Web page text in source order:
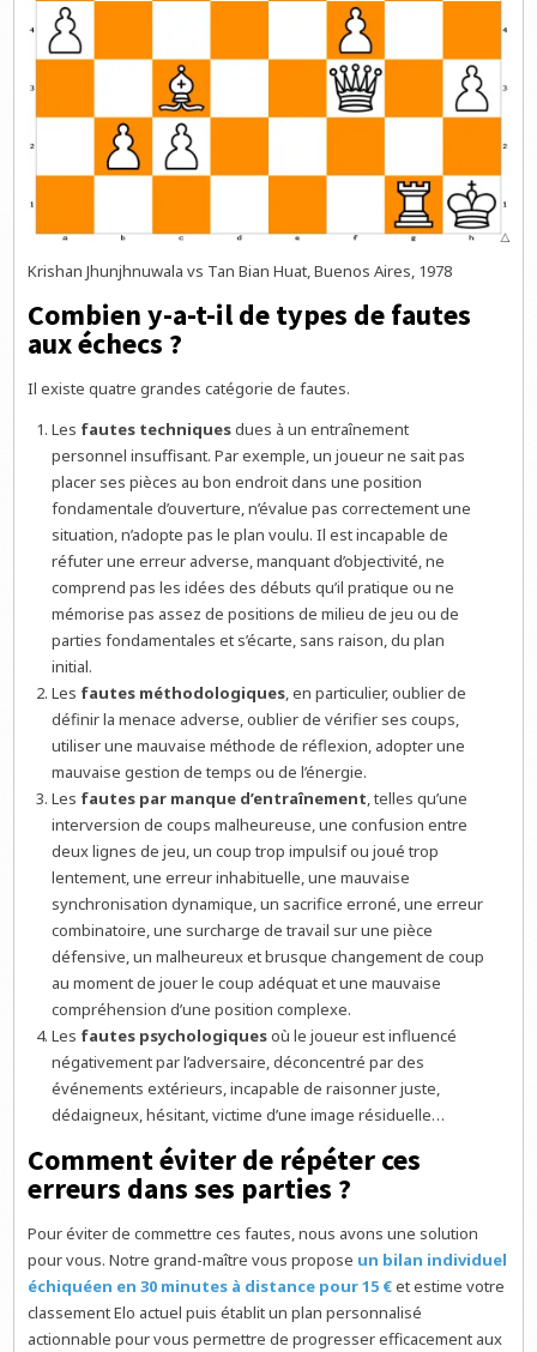
Krishan Jhunjhnuwala vs Tan Bian Huat, Buenos Aires, 1978
Combien y-a-t-il de types de fautes
aux échecs ?
Il existe quatre grandes catégorie de fautes.
Les fautes techniquesdues à un entraînement
personnel insuffisant. Par exemple, un joueur ne sait pas
placer ses pièces au bon endroit dans une position
fondamentale d’ouverture, n’évalue pas correctement une
situation, n’adopte pas le plan voulu. Il est incapable de
réfuter une erreur adverse, manquant d’objectivité, ne
comprend pas les idées des débuts qu’il pratique ou ne
mémorise pas assez de positions de milieu de jeu ou de
parties fondamentales et s’écarte, sans raison, du plan
initial.
Les fautes méthodologiques, en particulier, oublier de
définir la menace adverse, oublier de vérifier ses coups,
utiliser une mauvaise méthode de réflexion, adopter une
mauvaise gestion de temps ou de l’énergie.
Les fautes par manque d’entraînement, telles qu’une
interversion de coups malheureuse, une confusion entre
deux lignes de jeu, un coup trop impulsif ou joué trop
lentement, une erreur inhabituelle, une mauvaise
synchronisation dynamique, un sacrifice erroné, une erreur
combinatoire, une surcharge de travail sur une pièce
défensive, un malheureux et brusque changement de coup
au moment de jouer le coup adéquat et une mauvaise
compréhension d’une position complexe.
Les fautes psychologiquesoù le joueur est influencé
négativement par l’adversaire, déconcentré par des
événements extérieurs, incapable de raisonner juste,
dédaigneux, hésitant, victime d’une image résiduelle…
Comment éviter de répéter ces
erreurs dans ses parties ?
Pour éviter de commettre ces fautes, nous avons une solution
pour vous. Notre grand-maître vous propose un bilan individuel
échiquéen en 30 minutes à distance pour 15 €et estime votre
classement Elo actuel puis établit un plan personnalisé
actionnable pour vous permettre de progresser efficacement aux